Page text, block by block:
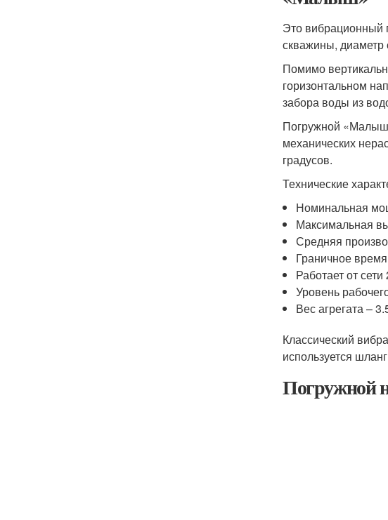
Это вибрационный
скважины,
Помимо
горизонтальном
забора воды из
Погружной
механических
градусов.
Технические
Номинальная
Максимальная
Средняя
Граничное
Работает от
Уровень
Вес агрегата –
Классический
используется
Погружной